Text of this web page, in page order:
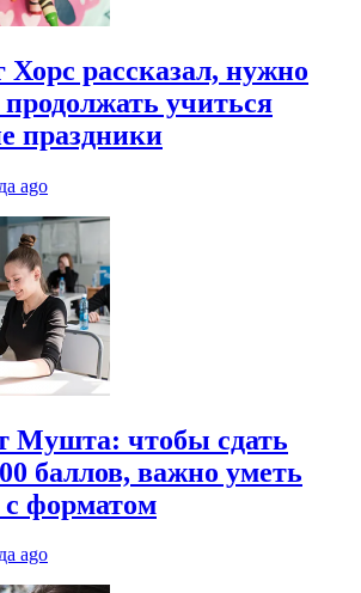
Хорс рассказал, нужно
учиться
праздники
ago
Мушта: чтобы сдать
баллов, важно уметь
с форматом
ago